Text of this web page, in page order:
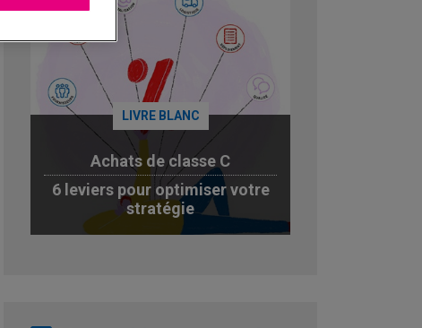
LIVRE BLANC
Achats de classe C
6 leviers pour optimiser votre
stratégie